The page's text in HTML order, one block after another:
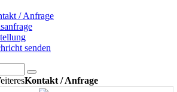
/ Anfrage
senden
Kontakt / Anfrage